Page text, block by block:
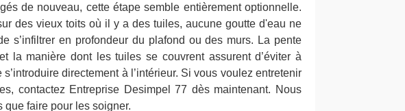
de nouveau, cette étape semble entièrement optionnelle.
des vieux toits où il y a des tuiles, aucune goutte d'eau ne
s’infiltrer en profondeur du plafond ou des murs. La pente
la manière dont les tuiles se couvrent assurent d’éviter à
s’introduire directement à l’intérieur. Si vous voulez entretenir
contactez Entreprise Desimpel 77 dès maintenant. Nous
que faire pour les soigner.